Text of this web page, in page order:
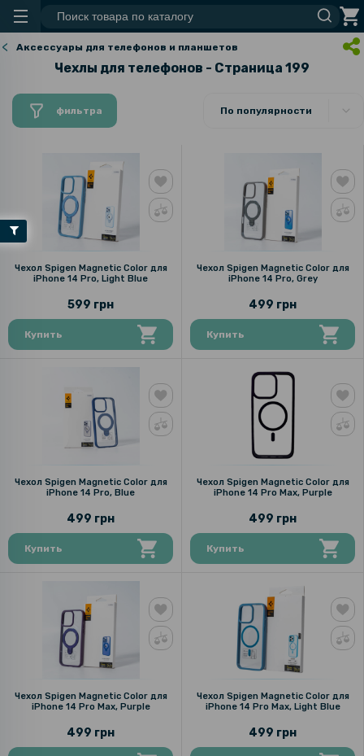
Аксессуары для телефонов и планшетов
Чехлы для телефонов - Страница 199
фильтра По популярности
Чехол Spigen Magnetic Color для
iPhone 14 Pro, Light Blue
599 грн
Купить
Чехол Spigen Magnetic Color для
iPhone 14 Pro, Grey
499 грн
Купить
Чехол Spigen Magnetic Color для
iPhone 14 Pro, Blue
499 грн
Купить
Чехол Spigen Magnetic Color для
iPhone 14 Pro Max, Purple
499 грн
Купить
Чехол Spigen Magnetic Color для
iPhone 14 Pro Max, Purple
499 грн
Чехол Spigen Magnetic Color для
iPhone 14 Pro Max, Light Blue
499 грн